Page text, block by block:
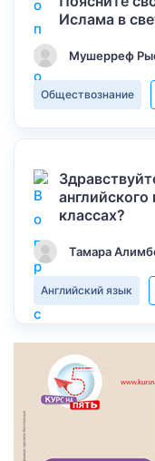
Ислама в
Мушерреф
Обществознание
классах?
Тамара
Английский язык